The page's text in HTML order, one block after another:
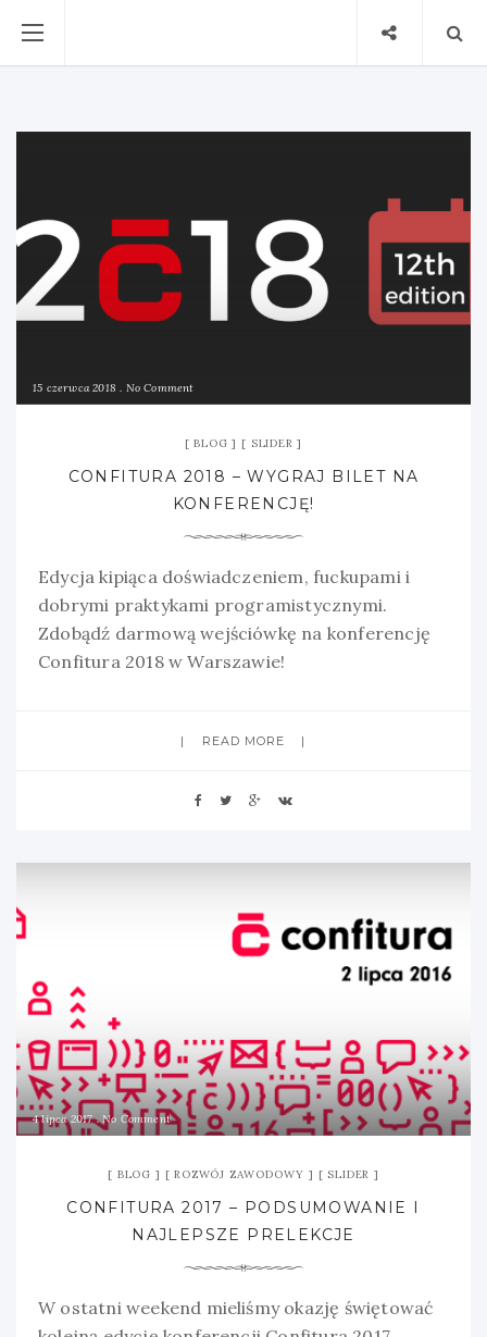
15 czerwca 2018 No Comment
BLOG SLIDER
CONFITURA 2018 – WYGRAJ BILET NA
KONFERENCJĘ!
Edycja kipiąca doświadczeniem, fuckupami i
dobrymi praktykami programistycznymi.
Zdobądź darmową wejściówkę na konferencję
Confitura 2018 w Warszawie!
READ MORE
4 lipca 2017 No Comment
BLOG ROZWÓJ ZAWODOWY SLIDER
CONFITURA 2017 – PODSUMOWANIE I
NAJLEPSZE PRELEKCJE
W ostatni weekend mieliśmy okazję świętować